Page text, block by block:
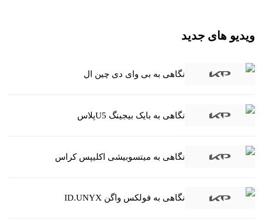
ویدیو های جدید
نگاهی به بی وای دی چین ال
نگاهی به بایک بیجینگ U5پلاس
نگاهی به میتسوبیشی اکلیپس کراس
نگاهی به فولکس واگن ID.UNYX